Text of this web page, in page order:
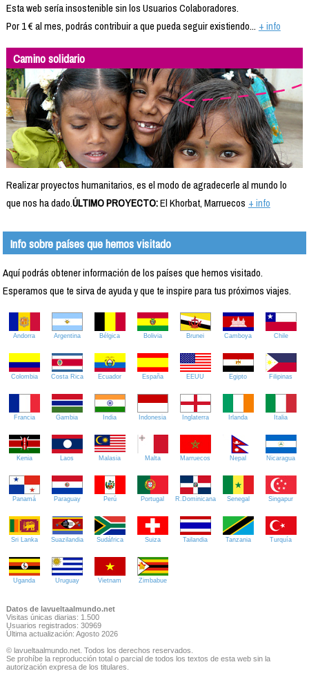
Esta web sería insostenible sin los Usuarios Colaboradores.
Por 1 € al mes, podrás contribuir a que pueda seguir existiendo... + info
Camino solidario
Realizar proyectos humanitarios, es el modo de agradecerle al mundo lo
que nos ha dado.ÚLTIMO PROYECTO:El Khorbat, Marruecos + info
Info sobre países que hemos visitado
Aquí podrás obtener información de los países que hemos visitado.
Esperamos que te sirva de ayuda y que te inspire para tus próximos viajes.
Andorra Argentina Bélgica Bolivia Brunei Camboya Chile
Colombia Costa Rica Ecuador España EEUU Egipto Filipinas
Francia Gambia India Indonesia Inglaterra Irlanda Italia
Kenia Laos Malasia Malta Marruecos Nepal Nicaragua
Panamá Paraguay Perú Portugal R.Dominicana Senegal Singapur
Sri Lanka Suazilandia Sudáfrica Suiza Tailandia Tanzania Turquía
Uganda Uruguay Vietnam Zimbabue
Datos de lavueltaalmundo.net
Visitas únicas diarias: 1.500
Usuarios registrados: 30969
Última actualización: Agosto 2026
© lavueltaalmundo.net. Todos los derechos reservados.
Se prohíbe la reproducción total o parcial de todos los textos de esta web sin la
autorización expresa de los titulares.